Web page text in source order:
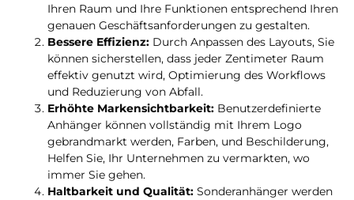
Ihren Raum und Ihre Funktionen entsprechend Ihren
genauen Geschäftsanforderungen zu gestalten.
Bessere Effizienz: Durch Anpassen des Layouts, Sie
können sicherstellen, dass jeder Zentimeter Raum
effektiv genutzt wird, Optimierung des Workflows
und Reduzierung von Abfall.
Erhöhte Markensichtbarkeit: Benutzerdefinierte
Anhänger können vollständig mit Ihrem Logo
gebrandmarkt werden, Farben, und Beschilderung,
Helfen Sie, Ihr Unternehmen zu vermarkten, wo
immer Sie gehen.
Haltbarkeit und Qualität: Sonderanhänger werden